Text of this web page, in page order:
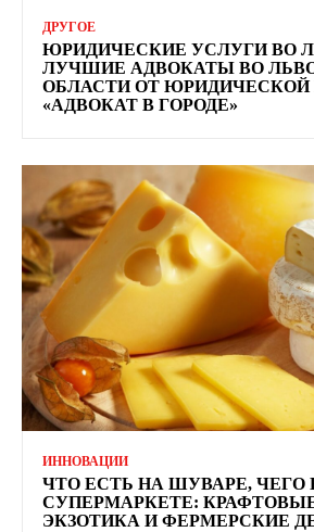
ДРУГОЕ
ЮРИДИЧЕСКИЕ УСЛУГИ ВО
ЛУЧШИЕ АДВОКАТЫ ВО
ОБЛАСТИ ОТ
«АДВОКАТ В ГОРОДЕ»
ИННОВАЦИИ
ЧТО ЕСТЬ НА ШУВАРЕ, ЧЕГО
СУПЕРМАРКЕТЕ:
ЭКЗОТИКА И ФЕРМЕРСКИЕ